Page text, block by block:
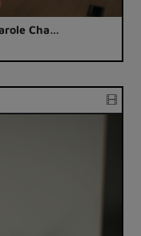
Cha…